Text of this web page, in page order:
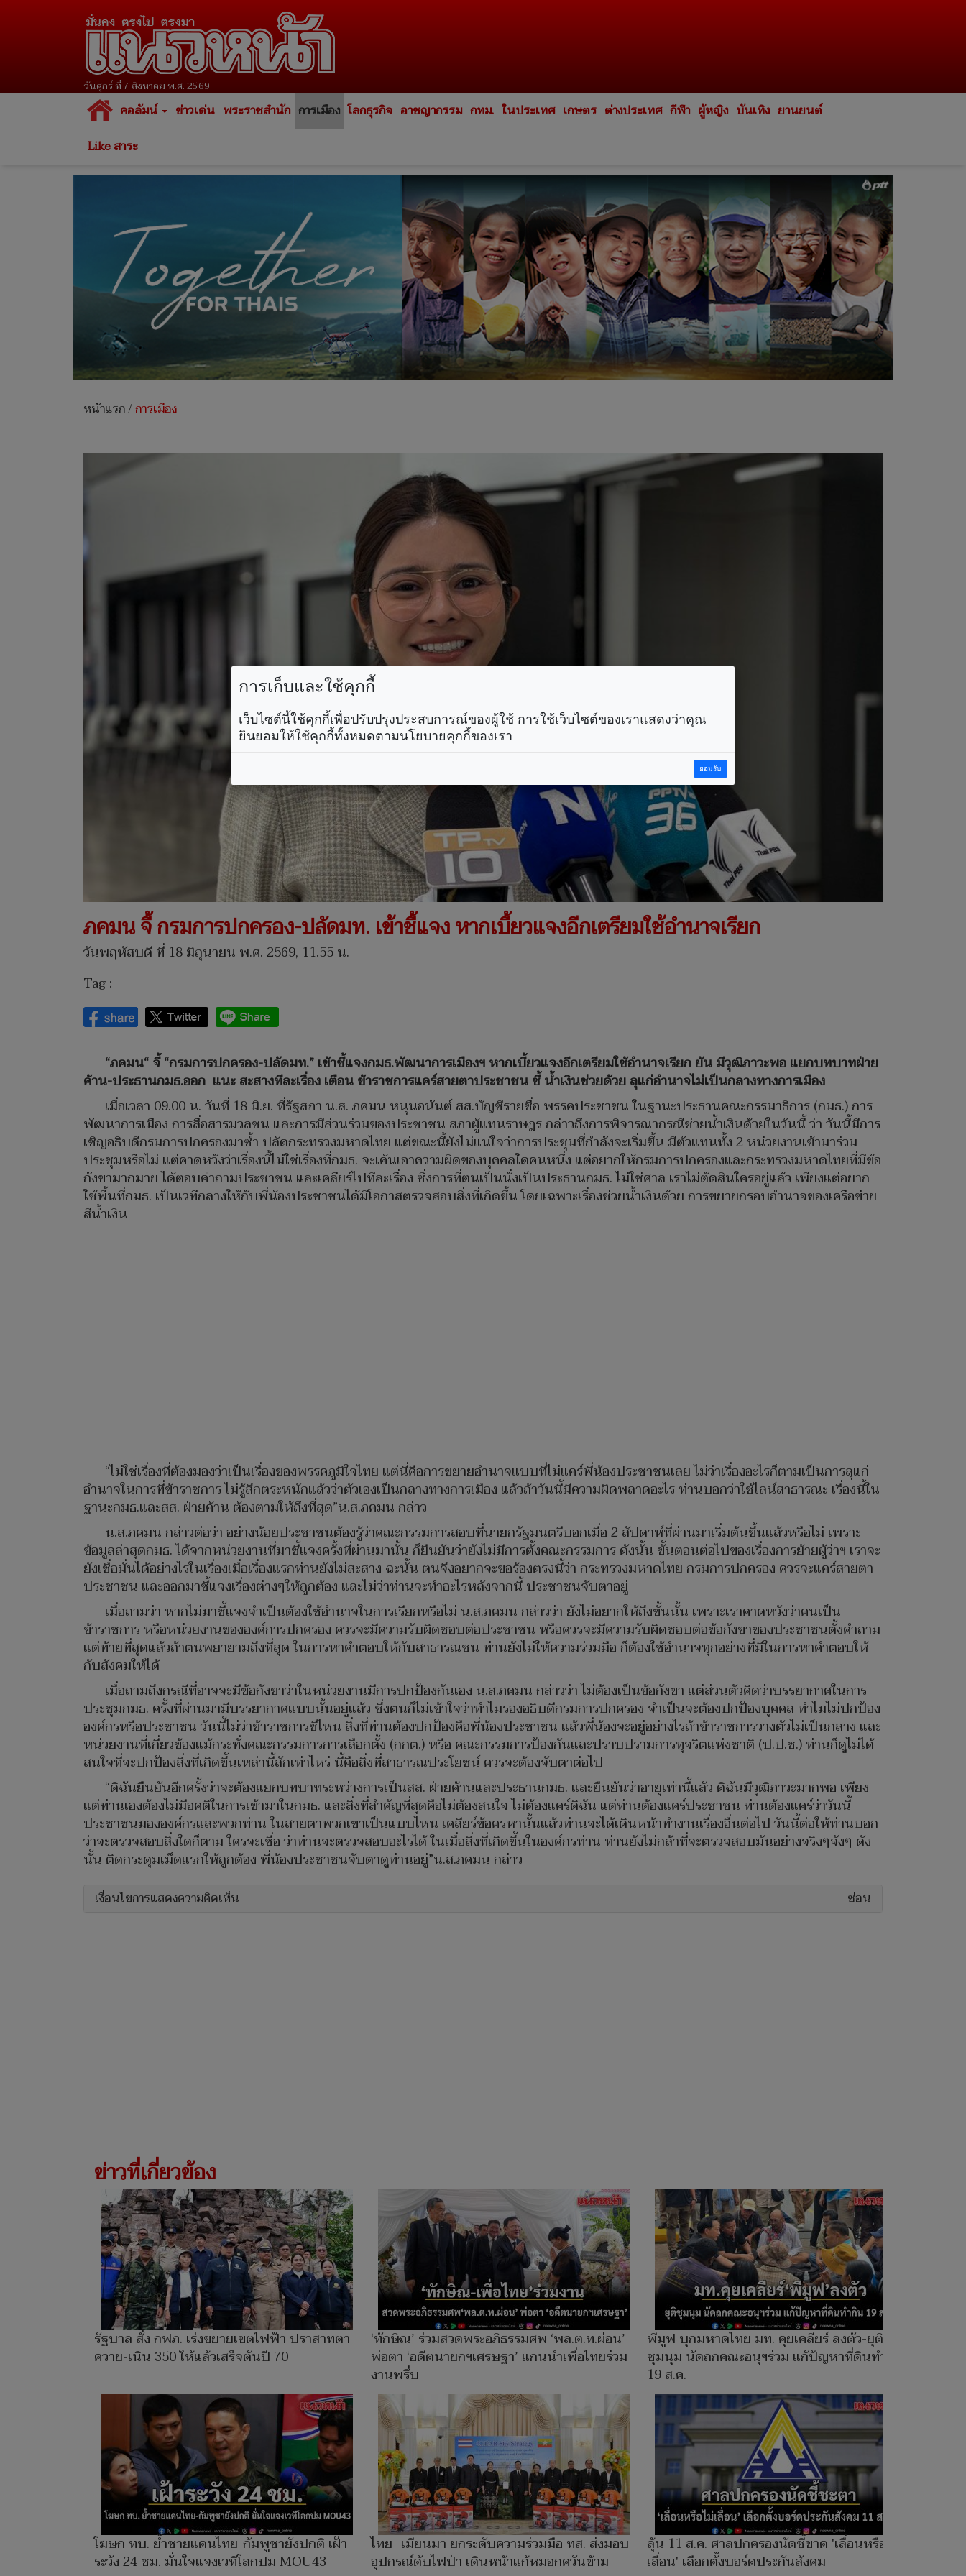
วันศุกร์ ที่ 7 สิงหาคม พ.ศ. 2569
คอลัมน์ ข่าวเด่น พระราชสำนัก การเมือง โลกธุรกิจ อาชญากรรม กทม. ในประเทศ เกษตร ต่างประเทศ กีฬา ผู้หญิง บันเทิง ยานยนต์
Like สาระ
หน้าแรก/การเมือง
ภคมน จี้ กรมการปกครอง-ปลัดมท. เข้าชี้แจง หากเบี้ยวแจงอีกเตรียมใช้อำนาจเรียก
วันพฤหัสบดี ที่ 18 มิถุนายน พ.ศ. 2569, 11.55 น.
Tag :
“ภคมน“ จี้ “กรมการปกครอง-ปลัดมท.” เข้าชี้แจงกมธ.พัฒนาการเมืองฯ หากเบี้ยวแจงอีกเตรียมใช้อำนาจเรียก ยัน มีวุฒิภาวะพอ แยกบทบาทฝ่าย
ค้าน-ประธานกมธ.ออก แนะ สะสางทีละเรื่อง เตือน ข้าราชการแคร์สายตาประชาชน ชี้ น้ำเงินช่วยด้วย ลุแก่อำนาจไม่เป็นกลางทางการเมือง
เมื่อเวลา 09.00 น. วันที่ 18 มิ.ย. ที่รัฐสภา น.ส. ภคมน หนุนอนันต์ สส.บัญชีรายชื่อ พรรคประชาชน ในฐานะประธานคณะกรรมาธิการ (กมธ.) การ
พัฒนาการเมือง การสื่อสารมวลชน และการมีส่วนร่วมของประชาชน สภาผู้แทนราษฎร กล่าวถึงการพิจารณากรณีช่วยน้ำเงินด้วยในวันนี้ ว่า วันนี้มีการ
เชิญอธิบดีกรมการปกครองมาซ้ำ ปลัดกระทรวงมหาดไทย แต่ขณะนี้ยังไม่แน่ใจว่าการประชุมที่กำลังจะเริ่มขึ้น มีตัวแทนทั้ง 2 หน่วยงานเข้ามาร่วม
ประชุมหรือไม่ แต่คาดหวังว่าเรื่องนี้ไม่ใช่เรื่องที่กมธ. จะเค้นเอาความผิดของบุคคลใดคนหนึ่ง แต่อยากให้กรมการปกครองและกระทรวงมหาดไทยที่มีข้อ
กังขามากมาย ได้ตอบคำถามประชาชน และเคลียร์ไปทีละเรื่อง ซึ่งการที่ตนเป็นนั่งเป็นประธานกมธ. ไม่ใช่ศาล เราไม่ตัดสินใครอยู่แล้ว เพียงแต่อยาก
ใช้พื้นที่กมธ. เป็นเวทีกลางให้กับพี่น้องประชาชนได้มีโอกาสตรวจสอบสิ่งที่เกิดขึ้น โดยเฉพาะเรื่องช่วยน้ำเงินด้วย การขยายกรอบอำนาจของเครือข่าย
สีน้ำเงิน
“ไม่ใช่เรื่องที่ต้องมองว่าเป็นเรื่องของพรรคภูมิใจไทย แต่นี่คือการขยายอำนาจแบบที่ไม่แคร์พี่น้องประชาชนเลย ไม่ว่าเรื่องอะไรก็ตามเป็นการลุแก่
อำนาจในการที่ข้าราชการ ไม่รู้สึกตระหนักแล้วว่าตัวเองเป็นกลางทางการเมือง แล้วถ้าวันนี้มีความผิดพลาดอะไร ท่านบอกว่าใช้ไลน์สาธารณะ เรื่องนี้ใน
ฐานะกมธ.และสส. ฝ่ายค้าน ต้องตามให้ถึงที่สุด”น.ส.ภคมน กล่าว
น.ส.ภคมน กล่าวต่อว่า อย่างน้อยประชาชนต้องรู้ว่าคณะกรรมการสอบที่นายกรัฐมนตรีบอกเมื่อ 2 สัปดาห์ที่ผ่านมาเริ่มต้นขึ้นแล้วหรือไม่ เพราะ
ข้อมูลล่าสุดกมธ. ได้จากหน่วยงานที่มาชี้แจงครั้งที่ผ่านมานั้น ก็ยืนยันว่ายังไม่มีการตั้งคณะกรรมการ ดังนั้น ขั้นตอนต่อไปของเรื่องการย้ายผู้ว่าฯ เราจะ
ยังเชื่อมั่นได้อย่างไรในเรื่องเมื่อเรื่องแรกท่านยังไม่สะสาง ฉะนั้น ตนจึงอยากจะขอร้องตรงนี้ว่า กระทรวงมหาดไทย กรมการปกครอง ควรจะแคร์สายตา
ประชาชน และออกมาชี้แจงเรื่องต่างๆให้ถูกต้อง และไม่ว่าท่านจะทำอะไรหลังจากนี้ ประชาชนจับตาอยู่
เมื่อถามว่า หากไม่มาชี้แจงจำเป็นต้องใช้อำนาจในการเรียกหรือไม่ น.ส.ภคมน กล่าวว่า ยังไม่อยากให้ถึงขั้นนั้น เพราะเราคาดหวังว่าคนเป็น
ข้าราชการ หรือหน่วยงานขององค์การปกครอง ควรจะมีความรับผิดชอบต่อประชาชน หรือควรจะมีความรับผิดชอบต่อข้อกังขาของประชาชนตั้งคำถาม
แต่ท้ายที่สุดแล้วถ้าตนพยายามถึงที่สุด ในการหาคำตอบให้กับสาธารณชน ท่านยังไม่ให้ความร่วมมือ ก็ต้องใช้อำนาจทุกอย่างที่มีในการหาคำตอบให้
กับสังคมให้ได้
เมื่อถามถึงกรณีที่อาจจะมีข้อกังขาว่าในหน่วยงานมีการปกป้องกันเอง น.ส.ภคมน กล่าวว่า ไม่ต้องเป็นข้อกังขา แต่ส่วนตัวคิดว่าบรรยากาศในการ
ประชุมกมธ. ครั้งที่ผ่านมามีบรรยากาศแบบนั้นอยู่แล้ว ซึ่งตนก็ไม่เข้าใจว่าทำไมรองอธิบดีกรมการปกครอง จำเป็นจะต้องปกป้องบุคคล ทำไมไม่ปกป้อง
องค์กรหรือประชาชน วันนี้ไม่ว่าข้าราชการซีไหน สิ่งที่ท่านต้องปกป้องคือพี่น้องประชาชน แล้วพี่น้องจะอยู่อย่างไรถ้าข้าราชการวางตัวไม่เป็นกลาง และ
หน่วยงานที่เกี่ยวข้องแม้กระทั่งคณะกรรมการการเลือกตั้ง (กกต.) หรือ คณะกรรมการป้องกันและปราบปรามการทุจริตแห่งชาติ (ป.ป.ช.) ท่านก็ดูไม่ได้
สนใจที่จะปกป้องสิ่งที่เกิดขึ้นเหล่านี้สักเท่าไหร่ นี้คือสิ่งที่สาธารณประโยชน์ ควรจะต้องจับตาต่อไป
“ดิฉันยืนยันอีกครั้งว่าจะต้องแยกบทบาทระหว่างการเป็นสส. ฝ่ายค้านและประธานกมธ. และยืนยันว่าอายุเท่านี้แล้ว ดิฉันมีวุฒิภาวะมากพอ เพียง
แต่ท่านเองต้องไม่มีอคติในการเข้ามาในกมธ. และสิ่งที่สำคัญที่สุดคือไม่ต้องสนใจ ไม่ต้องแคร์ดิฉัน แต่ท่านต้องแคร์ประชาชน ท่านต้องแคร์ว่าวันนี้
ประชาชนมององค์กรและพวกท่าน ในสายตาพวกเขาเป็นแบบไหน เคลียร์ข้อครหานั้นแล้วท่านจะได้เดินหน้าทำงานเรื่องอื่นต่อไป วันนี้ต่อให้ท่านบอก
ว่าจะตรวจสอบสิ่งใดก็ตาม ใครจะเชื่อ ว่าท่านจะตรวจสอบอะไรได้ ในเมื่อสิ่งที่เกิดขึ้นในองค์กรท่าน ท่านยังไม่กล้าที่จะตรวจสอบมันอย่างจริงๆจังๆ ดัง
นั้น ติดกระดุมเม็ดแรกให้ถูกต้อง พี่น้องประชาชนจับตาดูท่านอยู่”น.ส.ภคมน กล่าว
เงื่อนไขการแสดงความคิดเห็น ซ่อน
ข่าวที่เกี่ยวข้อง
รัฐบาล สั่ง กฟภ. เร่งขยายเขตไฟฟ้า ปราสาทตา
ควาย-เนิน 350 ให้แล้วเสร็จต้นปี 70
‘ทักษิณ’ ร่วมสวดพระอภิธรรมศพ ‘พล.ต.ท.ผ่อน’
พ่อตา ‘อดีตนายกฯเศรษฐา’ แกนนำเพื่อไทยร่วม
งานพรึ่บ
พีมูฟ บุกมหาดไทย มท. คุยเคลียร์ ลงตัว-ยุติ
ชุมนุม นัดถกคณะอนุฯร่วม แก้ปัญหาที่ดินทำกิน
19 ส.ค.
โฆษก ทบ. ย้ำชายแดนไทย-กัมพูชายังปกติ เฝ้า
ระวัง 24 ชม. มั่นใจแจงเวทีโลกปม MOU43
ไทย–เมียนมา ยกระดับความร่วมมือ ทส. ส่งมอบ
อุปกรณ์ดับไฟป่า เดินหน้าแก้หมอกควันข้าม
ลุ้น 11 ส.ค. ศาลปกครองนัดชี้ขาด 'เลื่อนหรือไม่
เลื่อน' เลือกตั้งบอร์ดประกันสังคม
การเก็บและใช้คุกกี้
เว็บไซต์นี้ใช้คุกกี้เพื่อปรับปรุงประสบการณ์ของผู้ใช้ การใช้เว็บไซต์ของเราแสดงว่าคุณ
ยินยอมให้ใช้คุกกี้ทั้งหมดตามนโยบายคุกกี้ของเรา
ยอมรับ